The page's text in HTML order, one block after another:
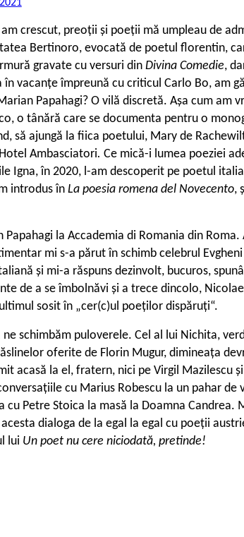
crescut, preoții și poeții mă umpleau de
Bertinoro, evocată de poetul florentin,
gravate cu versuri din Divina Comedie,
vacanțe împreună cu criticul Carlo Bo, am
Papahagi? O vilă discretă. Așa cum am
o tânără care se documenta pentru o
să ajungă la fiica poetului, Mary de
Ambasciatori. Ce mică-i lumea poeziei
Igna, în 2020, l-am descoperit pe poetul
introdus în La poesia romena del Novecento,
la Accademia di Romania din
mi s-a părut în schimb celebrul
și mi-a răspuns dezinvolt, bucuros,
de a se îmbolnăvi și a trece dincolo,
sosit în „cer(c)ul poeților dispăruți“.
schimbăm puloverele. Cel al lui Nichita,
oferite de Florin Mugur, dimineața
acasă la el, fratern, nici pe Virgil Mazilescu
cu Marius Robescu la un pahar de
Petre Stoica la masă la Doamna Candrea.
dialoga de la egal la egal cu poeții
lui Un poet nu cere niciodată, pretinde!